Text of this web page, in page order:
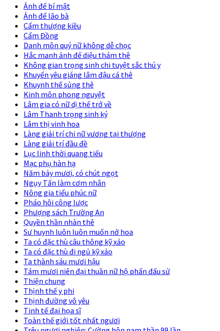
Ảnh đế bí mật
Ảnh đế lão bà
Cẩm thượng kiều
Cẩm Đồng
Danh môn quý nữ không dễ chọc
Hắc manh ảnh đế diệu thám thê
Không gian trọng sinh chi tuyệt sắc thú y
Khuyển yêu giáng lâm đậu cá thê
Khuynh thế sủng thê
Kinh môn phong nguyệt
Lâm gia có nữ dị thế trở về
Lâm Thanh trọng sinh ký
Lâm thị vinh hoa
Làng giải trí chi nữ vương tại thượng
Làng giải trí đầu đề
Lục linh thời quang tiếu
Mạc phụ hàn hạ
Năm bảy mươi, có chút ngọt
Ngụy Tấn làm cơm nhân
Nông gia tiểu phúc nữ
Pháo hôi công lược
Phượng sách Trường An
Quyền thần nhàn thê
Sư huynh luôn luôn muốn nở hoa
Ta có đặc thù câu thông kỹ xảo
Ta có đặc thù đi ngủ kỹ xảo
Ta thành sáu mươi hậu
Tám mươi niên đại thuần nữ hộ phấn đấu sử
Thiện chung
Thịnh thế y phi
Thịnh đường vô yêu
Tinh tế đại họa sĩ
Toàn thế giới tốt nhất ngươi